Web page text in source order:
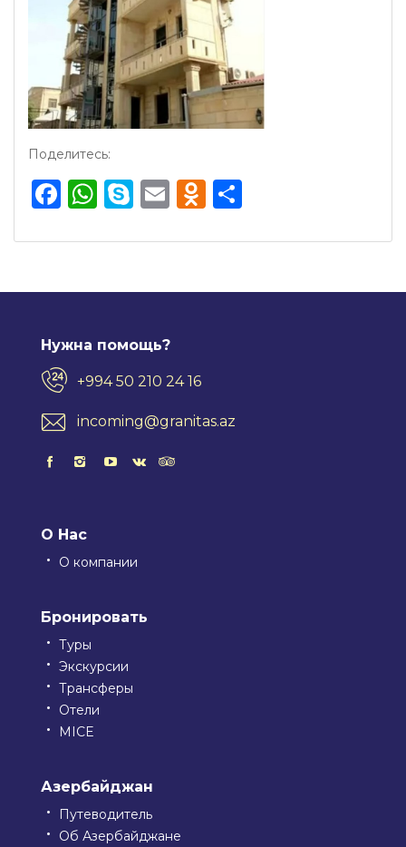
Поделитесь:
Facebook
WhatsApp
Skype
EmailOdnoklassniki
Нужна помощь?
+994 50 210 24 16
incoming@granitas.az
О Нас
О компании
Бронировать
Туры
Экскурсии
Трансферы
Отели
MICE
Азербайджан
Путеводитель
Об Азербайджане